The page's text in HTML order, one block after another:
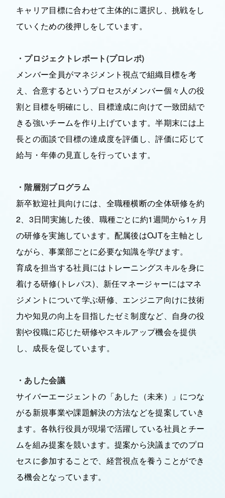
キャリア目標に合わせて主体的に選択し、挑戦をし
ていくための後押しをしています。
・プロジェクトレポート(プロレポ)
メンバー全員がマネジメント視点で組織目標を考
え、合意するというプロセスがメンバー個々人の役
割と目標を明確にし、目標達成に向けて一致団結で
きる強いチームを作り上げています。半期末には上
長との面談で目標の達成度を評価し、評価に応じて
給与・年俸の見直しを行っています。
・階層別プログラム
新卒歓迎社員向けには、全職種横断の全体研修を約
2、3日間実施した後、職種ごとに約1週間から1ヶ月
の研修を実施しています。配属後はOJTを主軸とし
ながら、事業部ごとに必要な知識を学びます。
育成を担当する社員にはトレーニングスキルを身に
着ける研修(トレパス)、新任マネージャーにはマネ
ジメントについて学ぶ研修、エンジニア向けに技術
力や知見の向上を目指したゼミ制度など、自身の役
割や役職に応じた研修やスキルアップ機会を提供
し、成長を促しています。
・あした会議
サイバーエージェントの「あした（未来）」につな
がる新規事業や課題解決の方法などを提案していき
ます。各執行役員が現場で活躍している社員とチー
ムを組み提案を競います。提案から決議までのプロ
セスに参加することで、経営視点を養うことができ
る機会となっています。